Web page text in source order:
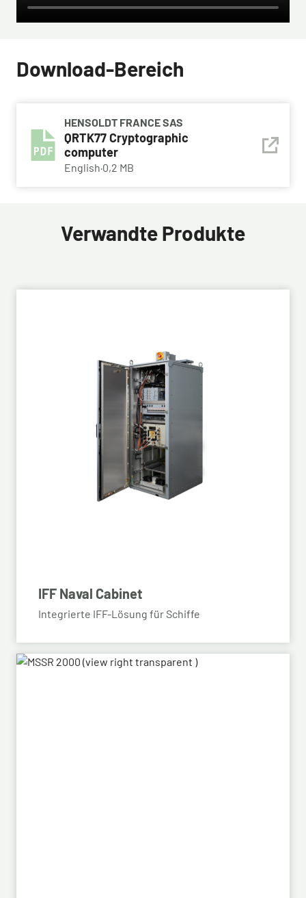
Download-Bereich
HENSOLDT FRANCE SAS
QRTK77 Cryptographic
computer
English·0,2 MB
Verwandte Produkte
IFF Naval Cabinet
Integrierte IFF-Lösung für Schiffe